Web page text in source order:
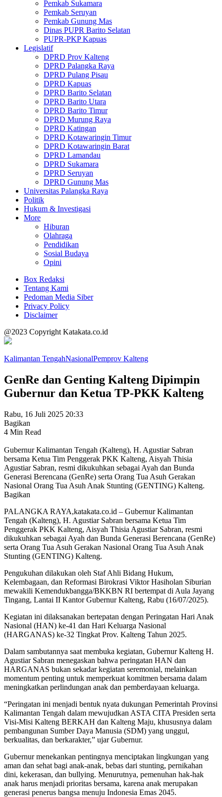
Pemkab Sukamara
Pemkab Seruyan
Pemkab Gunung Mas
Dinas PUPR Barito Selatan
PUPR-PKP Kapuas
Legislatif
DPRD Prov Kalteng
DPRD Palangka Raya
DPRD Pulang Pisau
DPRD Kapuas
DPRD Barito Selatan
DPRD Barito Utara
DPRD Barito Timur
DPRD Murung Raya
DPRD Katingan
DPRD Kotawaringin Timur
DPRD Kotawaringin Barat
DPRD Lamandau
DPRD Sukamara
DPRD Seruyan
DPRD Gunung Mas
Universitas Palangka Raya
Politik
Hukum & Investigasi
More
Hiburan
Olahraga
Pendidikan
Sosial Budaya
Opini
Box Redaksi
Tentang Kami
Pedoman Media Siber
Privacy Policy
Disclaimer
@2023 Copyright Katakata.co.id
Kalimantan TengahNasionalPemprov Kalteng
GenRe dan Genting Kalteng Dipimpin
Gubernur dan Ketua TP-PKK Kalteng
Rabu, 16 Juli 2025 20:33
Bagikan
4 Min Read
Gubernur Kalimantan Tengah (Kalteng), H. Agustiar Sabran
bersama Ketua Tim Penggerak PKK Kalteng, Aisyah Thisia
Agustiar Sabran, resmi dikukuhkan sebagai Ayah dan Bunda
Generasi Berencana (GenRe) serta Orang Tua Asuh Gerakan
Nasional Orang Tua Asuh Anak Stunting (GENTING) Kalteng.
Bagikan
PALANGKA RAYA,katakata.co.id – Gubernur Kalimantan
Tengah (Kalteng), H. Agustiar Sabran bersama Ketua Tim
Penggerak PKK Kalteng, Aisyah Thisia Agustiar Sabran, resmi
dikukuhkan sebagai Ayah dan Bunda Generasi Berencana (GenRe)
serta Orang Tua Asuh Gerakan Nasional Orang Tua Asuh Anak
Stunting (GENTING) Kalteng.
Pengukuhan dilakukan oleh Staf Ahli Bidang Hukum,
Kelembagaan, dan Reformasi Birokrasi Viktor Hasiholan Siburian
mewakili Kemendukbangga/BKKBN RI bertempat di Aula Jayang
Tingang, Lantai II Kantor Gubernur Kalteng, Rabu (16/07/2025).
Kegiatan ini dilaksanakan bertepatan dengan Peringatan Hari Anak
Nasional (HAN) ke-41 dan Hari Keluarga Nasional
(HARGANAS) ke-32 Tingkat Prov. Kalteng Tahun 2025.
Dalam sambutannya saat membuka kegiatan, Gubernur Kalteng H.
Agustiar Sabran menegaskan bahwa peringatan HAN dan
HARGANAS bukan sekadar kegiatan seremonial, melainkan
momentum penting untuk memperkuat komitmen bersama dalam
meningkatkan perlindungan anak dan pemberdayaan keluarga.
“Peringatan ini menjadi bentuk nyata dukungan Pemerintah Provinsi
Kalimantan Tengah dalam mewujudkan ASTA CITA Presiden serta
Visi-Misi Kalteng BERKAH dan Kalteng Maju, khususnya dalam
pembangunan Sumber Daya Manusia (SDM) yang unggul,
berkualitas, dan berkarakter,” ujar Gubernur.
Gubernur menekankan pentingnya menciptakan lingkungan yang
aman dan sehat bagi anak-anak, bebas dari stunting, pernikahan
dini, kekerasan, dan bullying. Menurutnya, pemenuhan hak-hak
anak harus menjadi prioritas bersama, karena anak merupakan
generasi penerus bangsa menuju Indonesia Emas 2045.